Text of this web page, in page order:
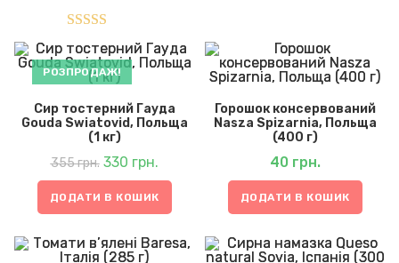
5.00з 5
РОЗПРОДАЖ!
Сир тостерний Гауда
Gouda Swiatovid, Польща
(1 кг)
355грн. Оригінальна
ціна:
355 грн..
330 грн.330 грн..
ДОДАТИ В КОШИК
Горошок консервований
Nasza Spizarnia, Польща
(400 г)
40 грн.
ДОДАТИ В КОШИК